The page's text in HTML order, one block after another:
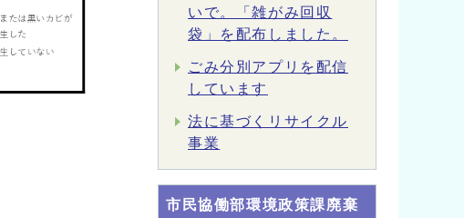
いで。「雑がみ回収
袋」を配布しました。
ごみ分別アプリを配信
しています
法に基づくリサイクル
事業
市民協働部環境政策課廃棄